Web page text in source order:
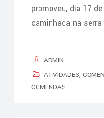
promoveu, dia 17
caminhada na
ADMIN
ATIVIDADES,
COMENDAS